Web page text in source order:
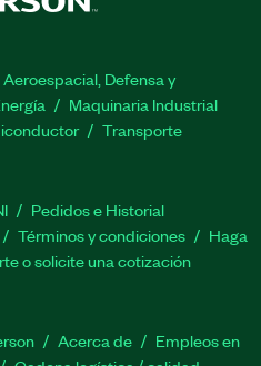
Aeroespacial, Defensa y
Maquinaria Industrial
Transporte
Pedidos e Historial
Términos y condiciones
Haga
o solicite una cotización
Acerca de
Empleos en